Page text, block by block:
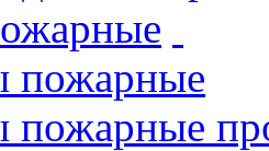
пожарные
пожарные